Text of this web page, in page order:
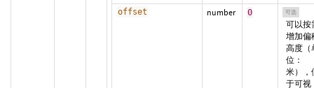
offset number 0 可选
可以按
增加偏
高度（
位：
米），
于可视